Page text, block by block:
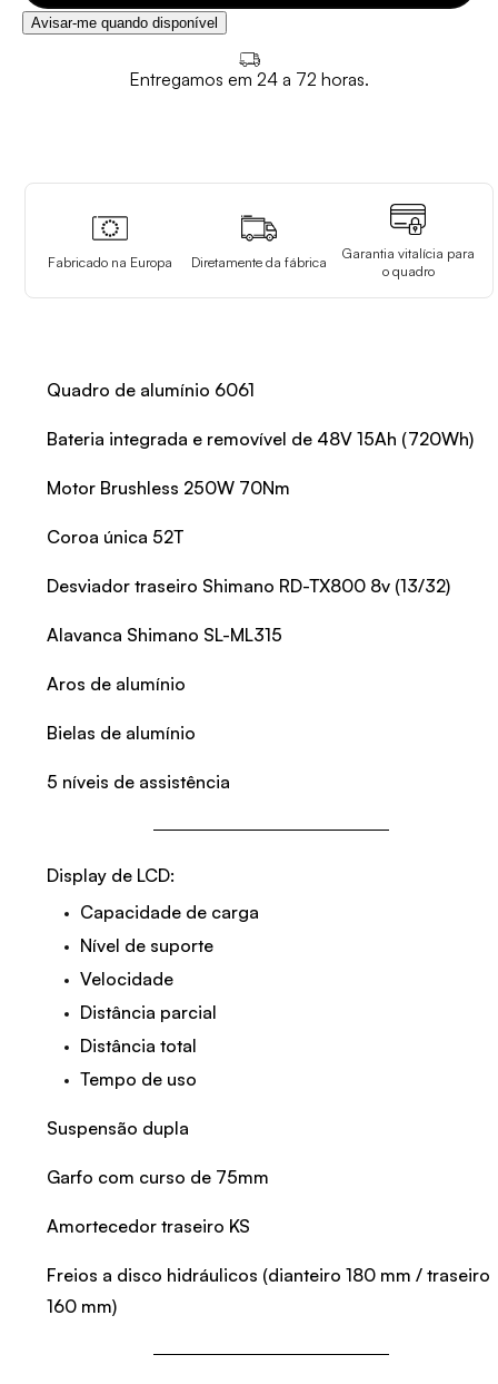
Avisar-me quando disponível
Entregamos em 24 a 72 horas.
Fabricado na Europa Diretamente da fábrica
Garantia vitalícia para
o quadro
Quadro de alumínio 6061
Bateria integrada e removível de 48V 15Ah (720Wh)
Motor Brushless 250W 70Nm
Coroa única 52T
Desviador traseiro Shimano RD-TX800 8v (13/32)
Alavanca Shimano SL-ML315
Aros de alumínio
Bielas de alumínio
5 níveis de assistência
Display de LCD:
Capacidade de carga
Nível de suporte
Velocidade
Distância parcial
Distância total
Tempo de uso
Suspensão dupla
Garfo com curso de 75mm
Amortecedor traseiro KS
Freios a disco hidráulicos (dianteiro 180 mm / traseiro
160 mm)